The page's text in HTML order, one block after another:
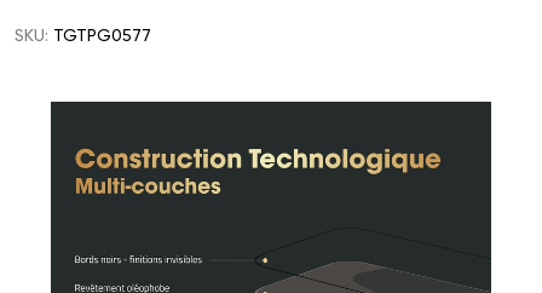
SKU: TGTPG0577